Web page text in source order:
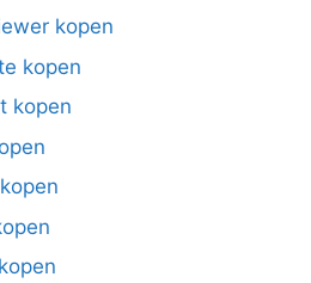
kopen
kopen
kopen